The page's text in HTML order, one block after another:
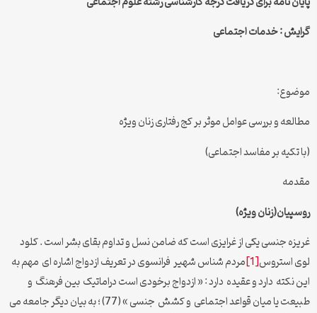
گرایش : خدمات اجتماعی
موضوع:
مطالعه و بررسی عوامل موثر بر کج رفتاری زنان ویژه
(با تکیه بر مفاسد اجتماعی)
مقدمه
روسپیان(زنان ویژه)
غریزه جنسی یکی از غرایزی است که ضامن نسل و تداوم بقای بشر است . کلود
لوی استروس[1]
مردم شناس شهیر فرانسوی در تعریف ازدواج اشاره ای مهم به
این نکته دارد و عقیده دارد : « ازدواج برخودی است دراماتیک بین فرهنگ و
طبیعت یا میان قواعد اجتماعی و کشش جنسی » (77) ؛ به بیان دیگر جامعه می